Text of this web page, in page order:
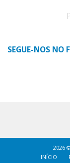
SEGUE-NOS NO
2026
INÍCIO